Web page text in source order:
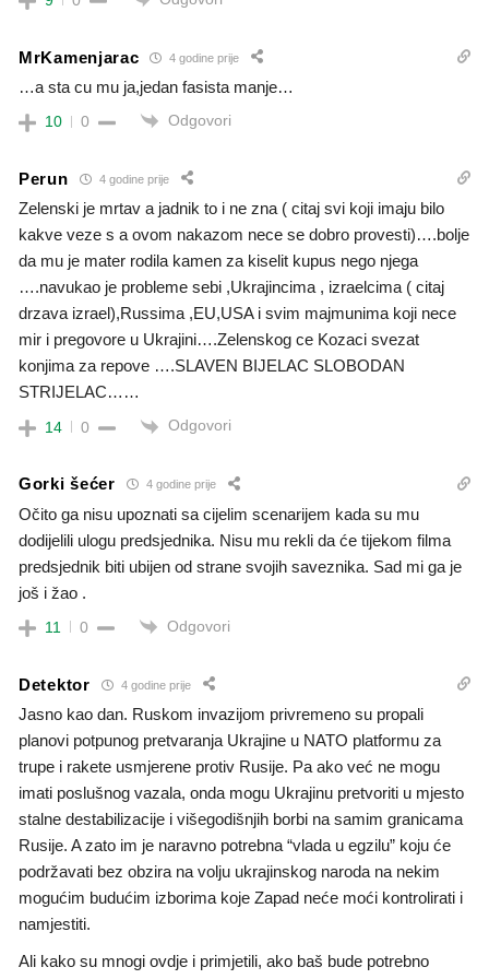
MrKamenjarac 4 godine prije
…a sta cu mu ja,jedan fasista manje…
10 0 Odgovori
Perun 4 godine prije
Zelenski je mrtav a jadnik to i ne zna ( citaj svi koji imaju bilo
kakve veze s a ovom nakazom nece se dobro provesti)….bolje
da mu je mater rodila kamen za kiselit kupus nego njega
….navukao je probleme sebi ,Ukrajincima , izraelcima ( citaj
drzava izrael),Russima ,EU,USA i svim majmunima koji nece
mir i pregovore u Ukrajini….Zelenskog ce Kozaci svezat
konjima za repove ….SLAVEN BIJELAC SLOBODAN
STRIJELAC……
14 0 Odgovori
Gorki šećer 4 godine prije
Očito ga nisu upoznati sa cijelim scenarijem kada su mu
dodijelili ulogu predsjednika. Nisu mu rekli da će tijekom filma
predsjednik biti ubijen od strane svojih saveznika. Sad mi ga je
još i žao .
11 0 Odgovori
Detektor 4 godine prije
Jasno kao dan. Ruskom invazijom privremeno su propali
planovi potpunog pretvaranja Ukrajine u NATO platformu za
trupe i rakete usmjerene protiv Rusije. Pa ako već ne mogu
imati poslušnog vazala, onda mogu Ukrajinu pretvoriti u mjesto
stalne destabilizacije i višegodišnjih borbi na samim granicama
Rusije. A zato im je naravno potrebna “vlada u egzilu” koju će
podržavati bez obzira na volju ukrajinskog naroda na nekim
mogućim budućim izborima koje Zapad neće moći kontrolirati i
namjestiti.
Ali kako su mnogi ovdje i primjetili, ako baš bude potrebno